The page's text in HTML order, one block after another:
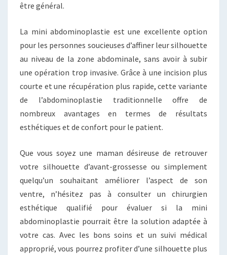
être général.
La mini abdominoplastie est une excellente option
pour les personnes soucieuses d’affiner leur silhouette
au niveau de la zone abdominale, sans avoir à subir
une opération trop invasive. Grâce à une incision plus
courte et une récupération plus rapide, cette variante
de l’abdominoplastie traditionnelle offre de
nombreux avantages en termes de résultats
esthétiques et de confort pour le patient.
Que vous soyez une maman désireuse de retrouver
votre silhouette d’avant-grossesse ou simplement
quelqu’un souhaitant améliorer l’aspect de son
ventre, n’hésitez pas à consulter un chirurgien
esthétique qualifié pour évaluer si la mini
abdominoplastie pourrait être la solution adaptée à
votre cas. Avec les bons soins et un suivi médical
approprié, vous pourrez profiter d’une silhouette plus